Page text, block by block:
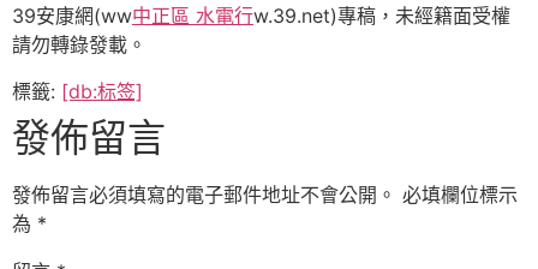
39安康網(ww中正區 水電行w.39.net)專稿，未經籍面受權
請勿轉錄發載。
標籤: [db:标签]
發佈留言
發佈留言必須填寫的電子郵件地址不會公開。 必填欄位標示
為 *